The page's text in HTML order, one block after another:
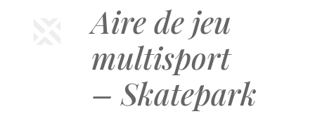
Aire de jeu
multisport
– Skatepark